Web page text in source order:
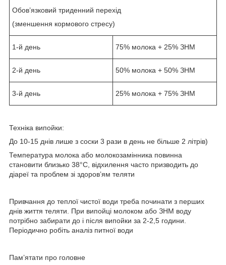
Обов’язковий триденний перехід
(зменшення кормового стресу)
1-й день 75% молока + 25% ЗНМ
2-й день 50% молока + 50% ЗНМ
3-й день 25% молока + 75% ЗНМ
Техніка випойки:
До 10-15 днів лише з соски 3 рази в день не більше 2 літрів)
Температура молока або молокозамінника повинна
становити близько 38°C, відхилення часто призводить до
діареї та проблем зі здоров’ям теляти
Привчання до теплої чистої води треба починати з перших
днів життя теляти. При випойці молоком або ЗНМ воду
потрібно забирати до і після випойки за 2-2,5 години.
Періодично робіть аналіз питної води
Пам’ятати про головне